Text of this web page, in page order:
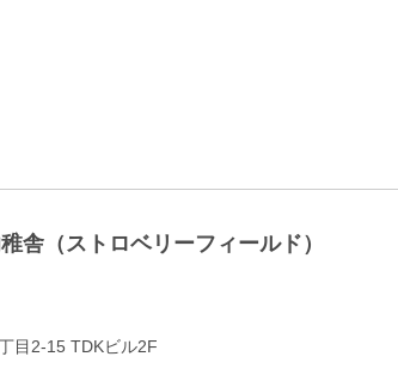
舎（ストロベリーフィールド）
目2-15 TDKビル2F